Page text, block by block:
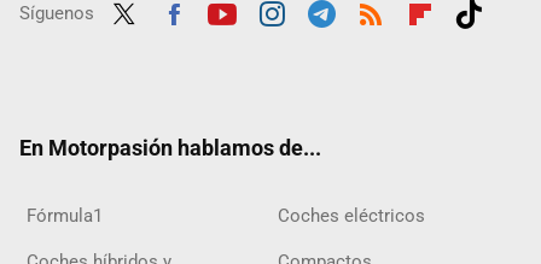
Síguenos
En Motorpasión hablamos de...
Fórmula1 Coches eléctricos